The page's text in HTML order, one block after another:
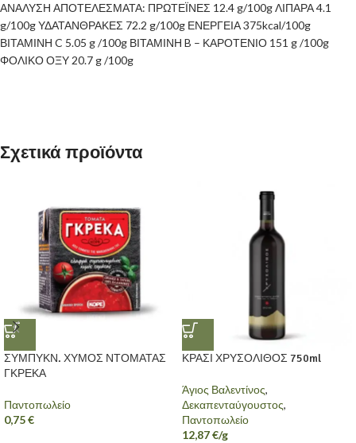
ΑΝΑΛΥΣΗ ΑΠΟΤΕΛΕΣΜΑΤΑ: ΠΡΩΤΕΪΝΕΣ 12.4 g/100g ΛΙΠΑΡΑ 4.1
g/100g ΥΔΑΤΑΝΘΡΑΚΕΣ 72.2 g/100g ΕΝΕΡΓΕΙΑ 375kcal/100g
ΒΙΤΑΜΙΝΗ C 5.05 g /100g ΒΙΤΑΜΙΝΗ B – ΚΑΡΟΤΕΝΙΟ 151 g /100g
ΦΟΛΙΚΟ ΟΞΥ 20.7 g /100g
Σχετικά προϊόντα
ΣΥΜΠΥΚΝ. ΧΥΜΟΣ ΝΤΟΜΑΤΑΣ
ΓΚΡΕΚΑ
Παντοπωλείο
0,75€
ΚΡΑΣΙ ΧΡΥΣΟΛΙΘΟΣ 750ml
Άγιος Βαλεντίνος,
Δεκαπενταύγουστος,
Παντοπωλείο
12,87€/g